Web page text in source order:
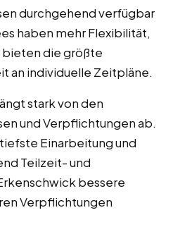
durchgehend verfügbar
haben mehr Flexibilität,
die größte
an individuelle Zeitpläne.
stark von den
und Verpflichtungen ab.
Einarbeitung und
Teilzeit- und
bessere
Verpflichtungen